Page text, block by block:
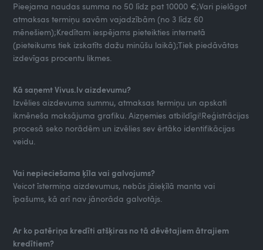
Pieejama naudas summa no 50 līdz pat 10000 €;Vari pielāgot
atmaksas termiņu savām vajadzībām (no 3 līdz 60
mēnešiem);Kredītam iespējams pieteikties internetā
(pieteikums tiek izskatīts dažu minūšu laikā);Tiek piedāvātas
izdevīgas procentu likmes.
Kā saņemt Vivus.lv aizdevumu?
Izvēlies aizdevuma summu, atmaksas termiņu un apskati
ikmēneša maksājuma grafiku. Aizņemies atbildīgi!Reģistrācijas
procesā seko norādēm un izvēlies sev ērtāko identifikācijas
veidu.
Vai nepieciešama ķīla vai galvojums?
Veicot īstermiņa aizdevumus, nebūs jāieķīlā manta vai
īpašums, kā arī nav jānorāda galvotājs.
Ar ko patēriņa kredīti atšķiras no tā dēvētajiem ātrajiem
kredītiem?